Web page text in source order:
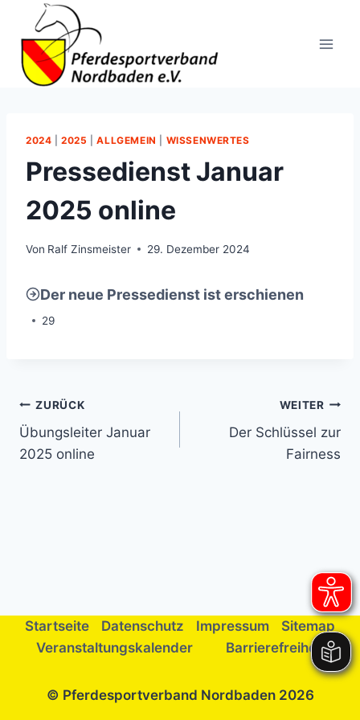
springen
2024 |2025 |ALLGEMEIN WISSENWERTES
Pressedienst Januar
2025 online
Von Ralf Zinsmeister 29. Dezember 2024
Der neue Pressedienst ist erschienen
29
Beitragsnavigation
ZURÜCK
Übungsleiter Januar
2025 online
WEITER
Der Schlüssel zur
Fairness
Startseite Datenschutz Impressum
Sitemap
Veranstaltungskalender
Barrierefreiheit
© Pferdesportverband Nordbaden 2026